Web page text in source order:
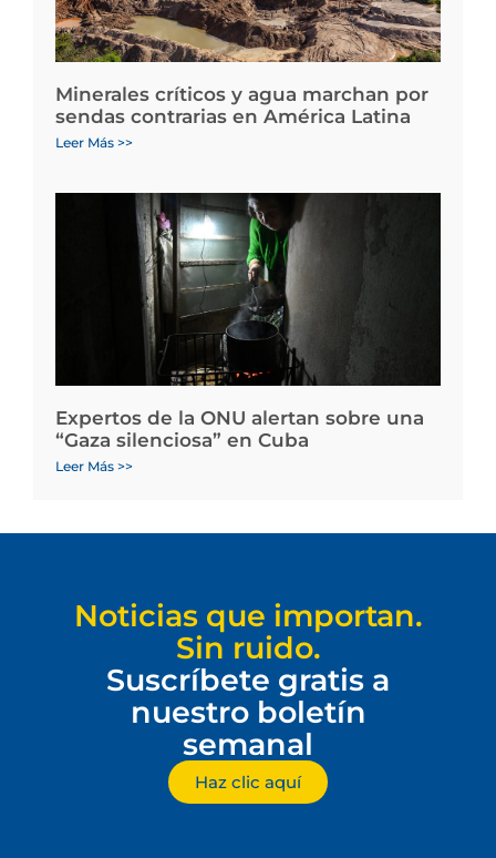
Minerales críticos y agua marchan por
sendas contrarias en América Latina
Leer Más >>
Expertos de la ONU alertan sobre una
“Gaza silenciosa” en Cuba
Leer Más >>
Noticias que importan.
Sin ruido.
Suscríbete gratis a
nuestro boletín
semanal
Haz clic aquí